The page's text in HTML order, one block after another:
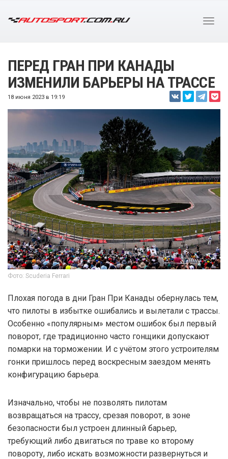
ПЕРЕД ГРАН ПРИ КАНАДЫ
ИЗМЕНИЛИ БАРЬЕРЫ НА ТРАССЕ
18 июня 2023 в 19:19
Фото: Scuderia Ferrari
Плохая погода в дни Гран При Канады обернулась тем,
что пилоты в избытке ошибались и вылетали с трассы.
Особенно «популярным» местом ошибок был первый
поворот, где традиционно часто гонщики допускают
помарки на торможении. И с учётом этого устроителям
гонки пришлось перед воскресным заездом менять
конфигурацию барьера.
Изначально, чтобы не позволять пилотам
возвращаться на трассу, срезая поворот, в зоне
безопасности был устроен длинный барьер,
требующий либо двигаться по траве ко второму
повороту, либо искать возможности развернуться и